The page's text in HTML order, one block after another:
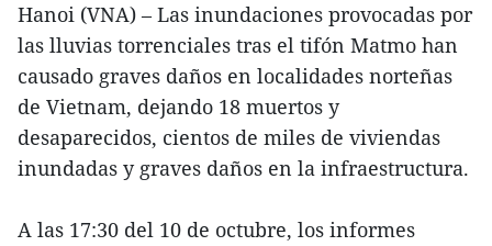
Hanoi (VNA) – Las inundaciones provocadas por
las lluvias torrenciales tras el tifón Matmo han
causado graves daños en localidades norteñas
de Vietnam, dejando 18 muertos y
desaparecidos, cientos de miles de viviendas
inundadas y graves daños en la infraestructura.
A las 17:30 del 10 de octubre, los informes